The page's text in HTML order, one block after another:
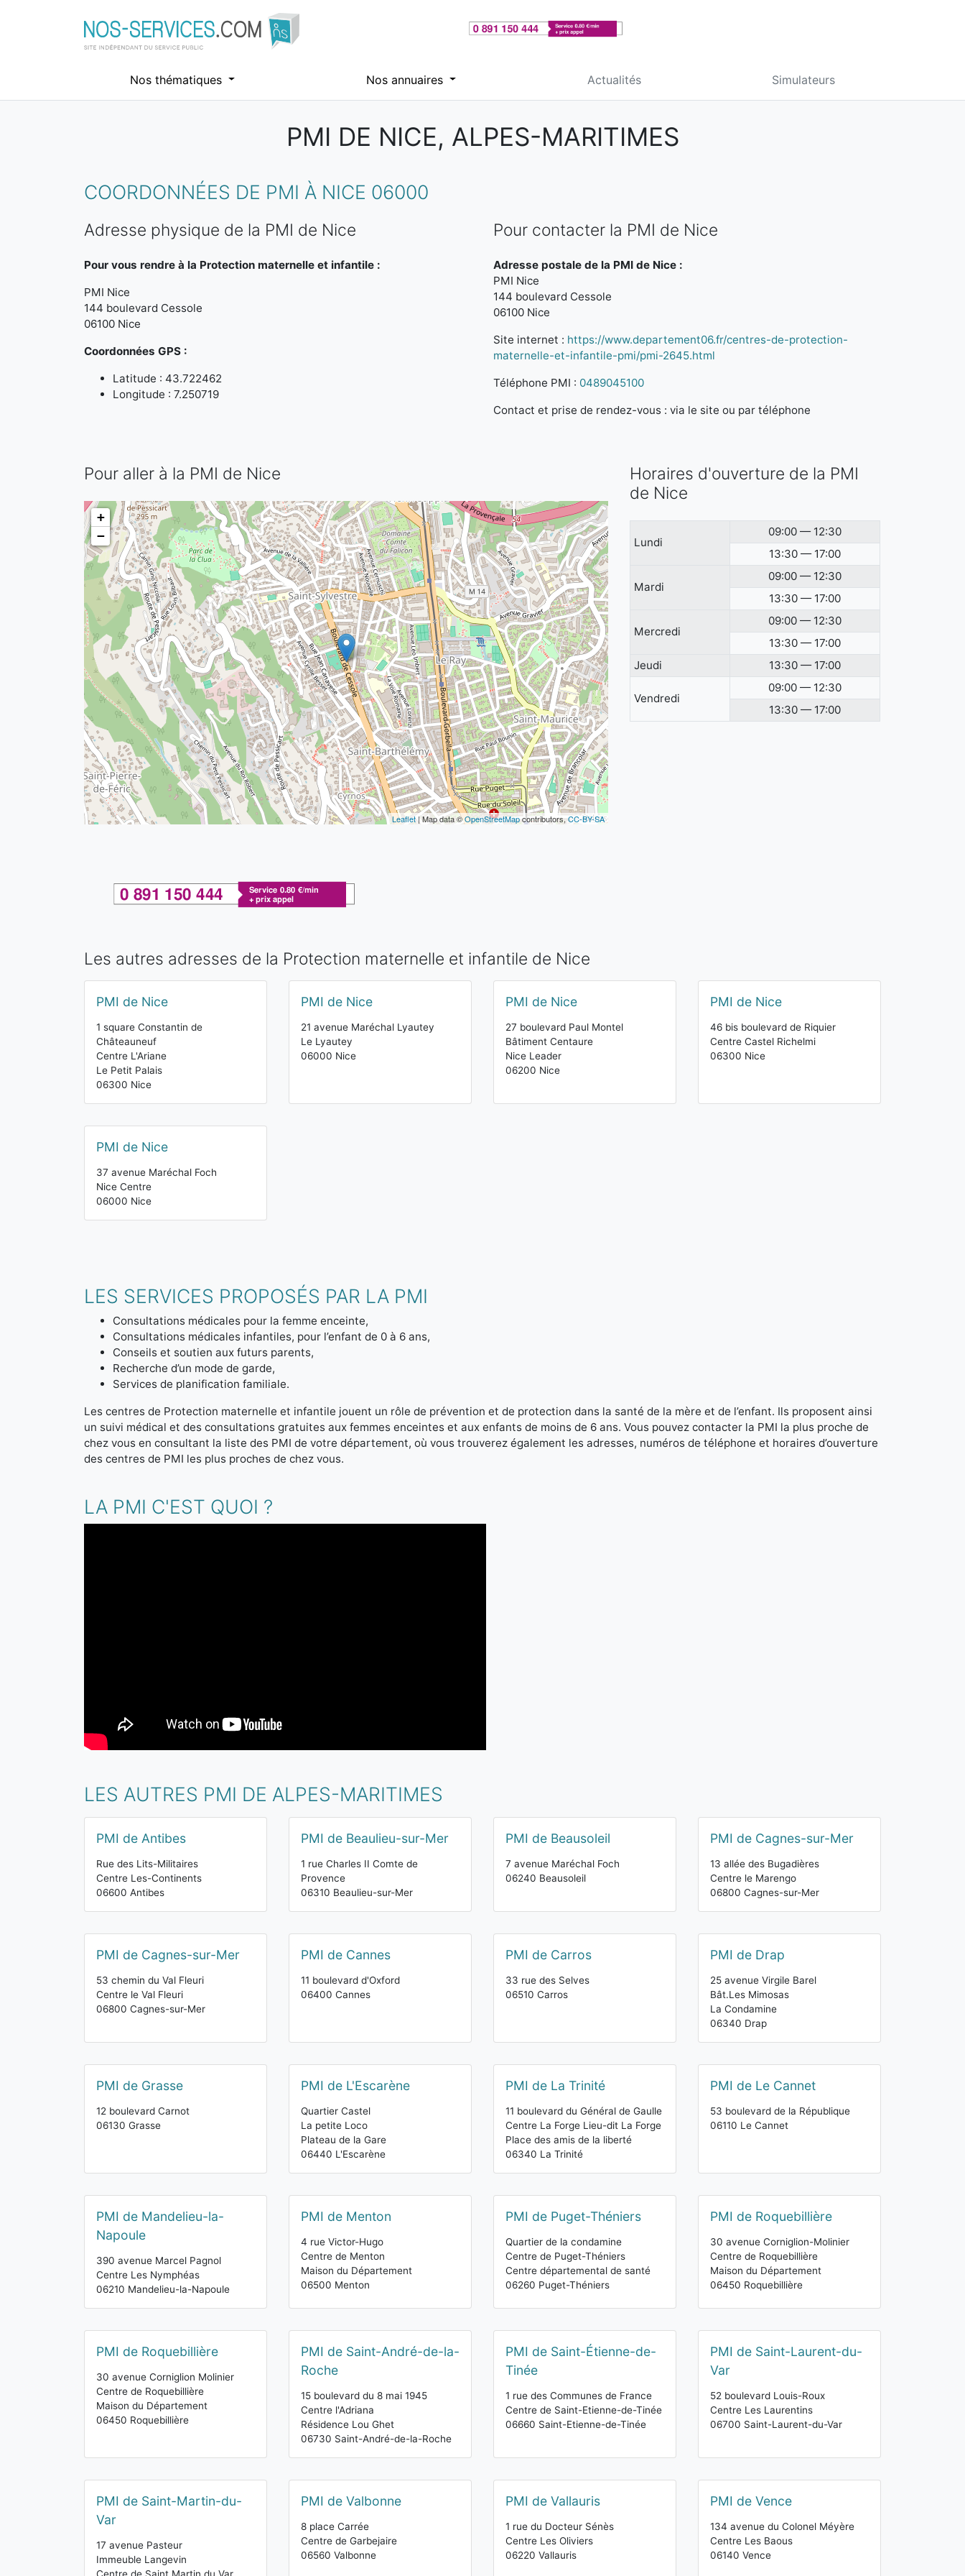
Nos thématiques Nos annuaires Actualités Simulateurs
PMI DE NICE, ALPES-MARITIMES
COORDONNÉES DE PMI À NICE 06000
Adresse physique de la PMI de Nice
Pour vous rendre à la Protection maternelle et infantile :
PMI Nice
144 boulevard Cessole
06100 Nice
Coordonnées GPS :
Latitude : 43.722462
Longitude : 7.250719
Pour contacter la PMI de Nice
Adresse postale de la PMI de Nice :
PMI Nice
144 boulevard Cessole
06100 Nice
Site internet : https://www.departement06.fr/centres-de-protection-
maternelle-et-infantile-pmi/pmi-2645.html
Téléphone PMI : 0489045100
Contact et prise de rendez-vous : via le site ou par téléphone
Pour aller à la PMI de Nice
+
−
Leaflet| Map data ©OpenStreetMapcontributors,CC-BY-SA
Horaires d'ouverture de la PMI
de Nice
Lundi
09:00 — 12:30
13:30 — 17:00
Mardi
09:00 — 12:30
13:30 — 17:00
Mercredi
09:00 — 12:30
13:30 — 17:00
Jeudi
13:30 — 17:00
Vendredi
09:00 — 12:30
13:30 — 17:00
Les autres adresses de la Protection maternelle et infantile de Nice
PMI de Nice
1 square Constantin de
Châteauneuf
Centre L'Ariane
Le Petit Palais
06300 Nice
PMI de Nice
21 avenue Maréchal Lyautey
Le Lyautey
06000 Nice
PMI de Nice
27 boulevard Paul Montel
Bâtiment Centaure
Nice Leader
06200 Nice
PMI de Nice
46 bis boulevard de Riquier
Centre Castel Richelmi
06300 Nice
PMI de Nice
37 avenue Maréchal Foch
Nice Centre
06000 Nice
LES SERVICES PROPOSÉS PAR LA PMI
Consultations médicales pour la femme enceinte,
Consultations médicales infantiles, pour l’enfant de 0 à 6 ans,
Conseils et soutien aux futurs parents,
Recherche d’un mode de garde,
Services de planification familiale.
Les centres de Protection maternelle et infantile jouent un rôle de prévention et de protection dans la santé de la mère et de l’enfant. Ils proposent ainsi
un suivi médical et des consultations gratuites aux femmes enceintes et aux enfants de moins de 6 ans. Vous pouvez contacter la PMI la plus proche de
chez vous en consultant la liste des PMI de votre département, où vous trouverez également les adresses, numéros de téléphone et horaires d’ouverture
des centres de PMI les plus proches de chez vous.
LA PMI C'EST QUOI ?
LES AUTRES PMI DE ALPES-MARITIMES
PMI de Antibes
Rue des Lits-Militaires
Centre Les-Continents
06600 Antibes
PMI de Beaulieu-sur-Mer
1 rue Charles II Comte de
Provence
06310 Beaulieu-sur-Mer
PMI de Beausoleil
7 avenue Maréchal Foch
06240 Beausoleil
PMI de Cagnes-sur-Mer
13 allée des Bugadières
Centre le Marengo
06800 Cagnes-sur-Mer
PMI de Cagnes-sur-Mer
53 chemin du Val Fleuri
Centre le Val Fleuri
06800 Cagnes-sur-Mer
PMI de Cannes
11 boulevard d'Oxford
06400 Cannes
PMI de Carros
33 rue des Selves
06510 Carros
PMI de Drap
25 avenue Virgile Barel
Bât.Les Mimosas
La Condamine
06340 Drap
PMI de Grasse
12 boulevard Carnot
06130 Grasse
PMI de L'Escarène
Quartier Castel
La petite Loco
Plateau de la Gare
06440 L'Escarène
PMI de La Trinité
11 boulevard du Général de Gaulle
Centre La Forge Lieu-dit La Forge
Place des amis de la liberté
06340 La Trinité
PMI de Le Cannet
53 boulevard de la République
06110 Le Cannet
PMI de Mandelieu-la-
Napoule
390 avenue Marcel Pagnol
Centre Les Nymphéas
06210 Mandelieu-la-Napoule
PMI de Menton
4 rue Victor-Hugo
Centre de Menton
Maison du Département
06500 Menton
PMI de Puget-Théniers
Quartier de la condamine
Centre de Puget-Théniers
Centre départemental de santé
06260 Puget-Théniers
PMI de Roquebillière
30 avenue Corniglion-Molinier
Centre de Roquebillière
Maison du Département
06450 Roquebillière
PMI de Roquebillière
30 avenue Corniglion Molinier
Centre de Roquebillière
Maison du Département
06450 Roquebillière
PMI de Saint-André-de-la-
Roche
15 boulevard du 8 mai 1945
Centre l'Adriana
Résidence Lou Ghet
06730 Saint-André-de-la-Roche
PMI de Saint-Étienne-de-
Tinée
1 rue des Communes de France
Centre de Saint-Etienne-de-Tinée
06660 Saint-Etienne-de-Tinée
PMI de Saint-Laurent-du-
Var
52 boulevard Louis-Roux
Centre Les Laurentins
06700 Saint-Laurent-du-Var
PMI de Saint-Martin-du-
Var
17 avenue Pasteur
Immeuble Langevin
PMI de Valbonne
8 place Carrée
Centre de Garbejaire
06560 Valbonne
PMI de Vallauris
1 rue du Docteur Sénès
Centre Les Oliviers
06220 Vallauris
PMI de Vence
134 avenue du Colonel Méyère
Centre Les Baous
06140 Vence